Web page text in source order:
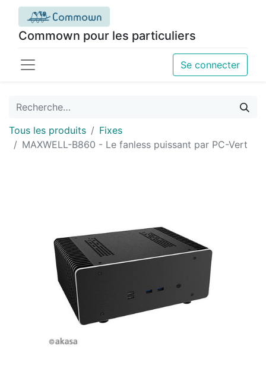
Commown pour les particuliers
Se connecter
Tous les produits
Fixes
MAXWELL-B860 - Le fanless puissant par PC-Vert